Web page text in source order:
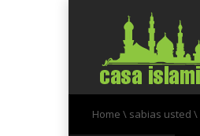
Home \ sabias usted \